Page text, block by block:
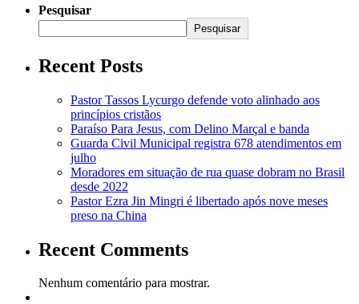
Pesquisar
Pesquisar
Recent Posts
Pastor Tassos Lycurgo defende voto alinhado aos
princípios cristãos
Paraíso Para Jesus, com Delino Marçal e banda
Guarda Civil Municipal registra 678 atendimentos em
julho
Moradores em situação de rua quase dobram no Brasil
desde 2022
Pastor Ezra Jin Mingri é libertado após nove meses
preso na China
Recent Comments
Nenhum comentário para mostrar.